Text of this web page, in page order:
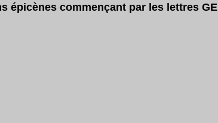
épicènes commençant par les lettres GE